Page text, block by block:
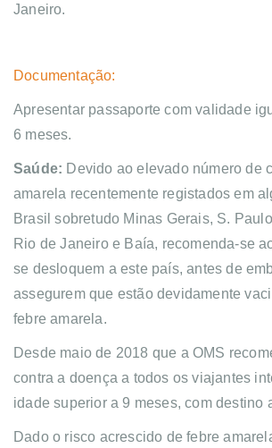
Janeiro.
Documentação:
Apresentar passaporte com validade
6 meses.
Saúde: Devido ao elevado número de
amarela recentemente registados em
Brasil sobretudo Minas Gerais, S.
Rio de Janeiro e Baía, recomenda-se
se desloquem a este país, antes de
assegurem que estão devidamente
febre amarela.
Desde maio de 2018 que a OMS
contra a doença a todos os viajantes
idade superior a 9 meses, com destino
Dado o risco acrescido de febre